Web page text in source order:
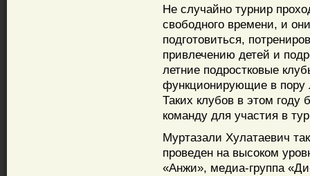
Не случайно турнир
свободного времени, и
подготовиться,
привлечению детей и
летние подростковые
функционирующие в пору
Таких клубов в этом
команду для участия в
Муртазали Хулатаевич
проведен на высоком
«Анжи», медиа-группа